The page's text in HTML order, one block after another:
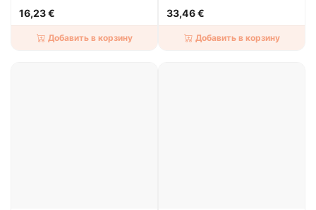
16,23 €
Добавить в корзину
33,46 €
Добавить в корзину